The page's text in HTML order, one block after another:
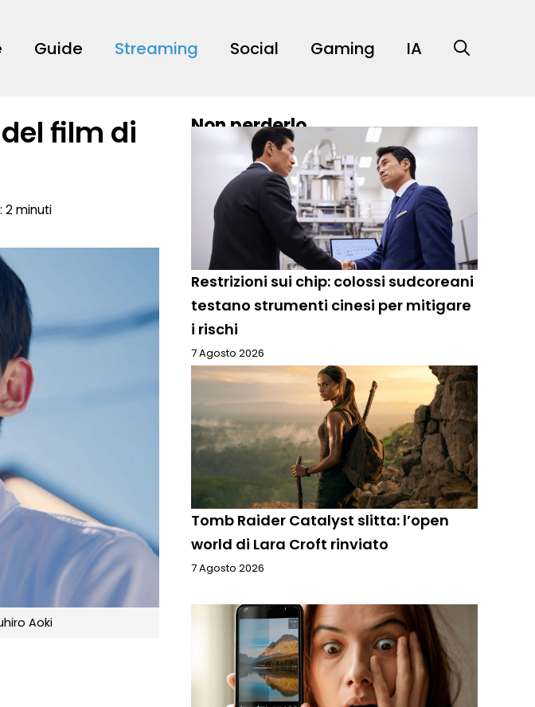
Guide Streaming Social Gaming IA
film di
2 minuti
Aoki
Non perderlo
Restrizioni sui chip: colossi sudcoreani
testano strumenti cinesi per mitigare
i rischi
7 Agosto 2026
Tomb Raider Catalyst slitta: l’open
world di Lara Croft rinviato
7 Agosto 2026